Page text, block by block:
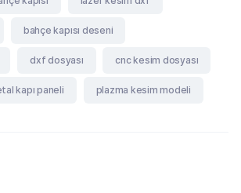
bahçe kapısı deseni
dxf dosyası cnc kesim dosyası
kapı paneli plazma kesim modeli